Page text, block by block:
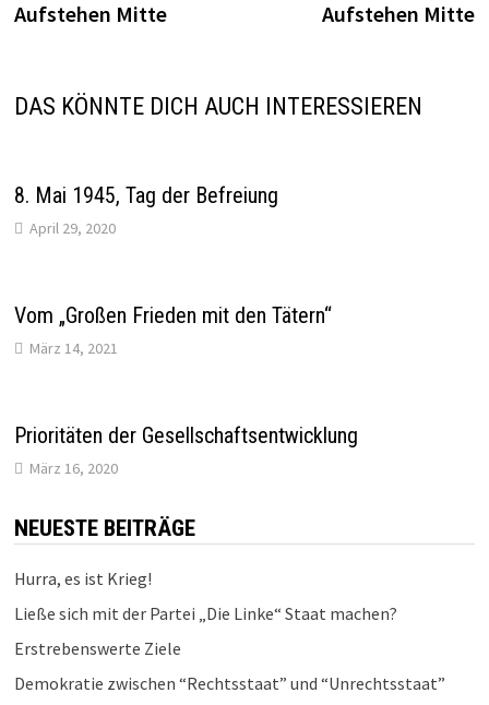
Aufstehen Mitte Aufstehen Mitte
DAS KÖNNTE DICH AUCH INTERESSIEREN
8. Mai 1945, Tag der Befreiung
April 29, 2020
Vom „Großen Frieden mit den Tätern“
März 14, 2021
Prioritäten der Gesellschaftsentwicklung
März 16, 2020
NEUESTE BEITRÄGE
Hurra, es ist Krieg!
Ließe sich mit der Partei „Die Linke“ Staat machen?
Erstrebenswerte Ziele
Demokratie zwischen “Rechtsstaat” und “Unrechtsstaat”